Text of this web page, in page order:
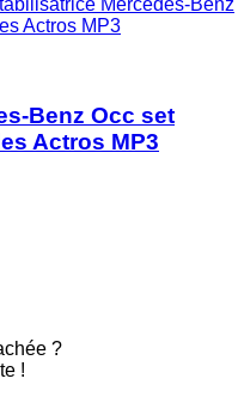
Mercedes-Benz
Actros MP3
Benz Occ set
Actros MP3
?
!